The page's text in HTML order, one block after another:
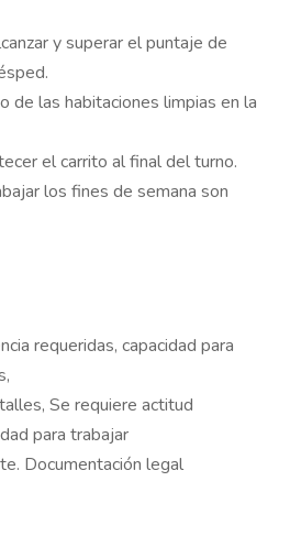
y superar el puntaje de
de las habitaciones limpias en la
el carrito al final del turno.
los fines de semana son
requeridas, capacidad para
Se requiere actitud
para trabajar
Documentación legal